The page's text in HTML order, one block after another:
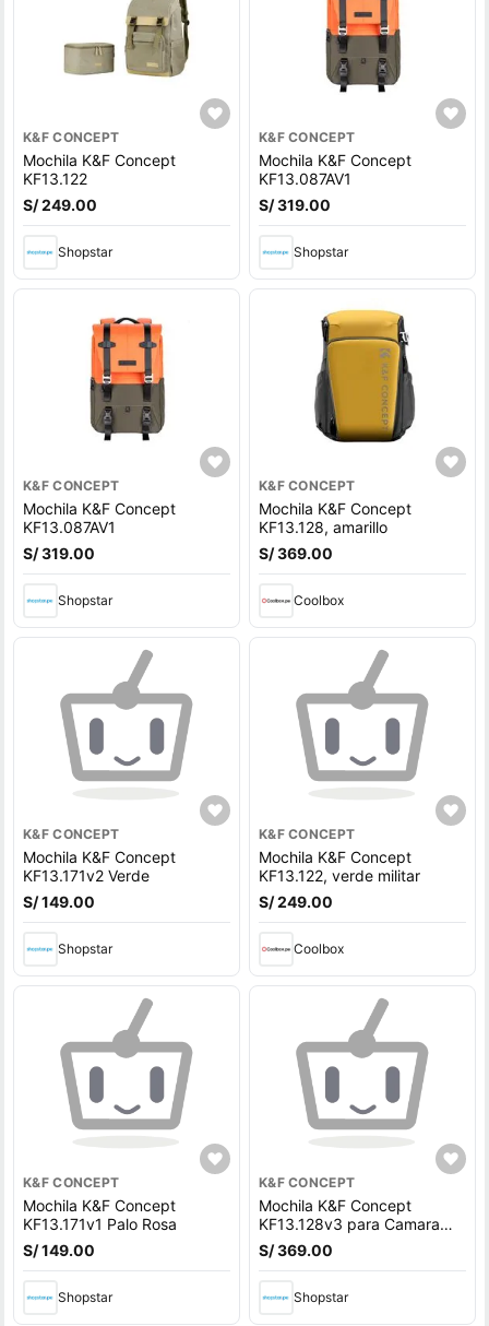
K&F CONCEPT
Mochila K&F Concept
KF13.122
S/ 249.00
Shopstar
K&F CONCEPT
Mochila K&F Concept
KF13.087AV1
S/ 319.00
Shopstar
K&F CONCEPT
Mochila K&F Concept
KF13.087AV1
S/ 319.00
Shopstar
K&F CONCEPT
Mochila K&F Concept
KF13.128, amarillo
S/ 369.00
Coolbox
K&F CONCEPT
Mochila K&F Concept
KF13.171v2 Verde
S/ 149.00
Shopstar
K&F CONCEPT
Mochila K&F Concept
KF13.122, verde militar
S/ 249.00
Coolbox
K&F CONCEPT
Mochila K&F Concept
KF13.171v1 Palo Rosa
S/ 149.00
Shopstar
K&F CONCEPT
Mochila K&F Concept
KF13.128v3 para Camara
Fotografica
S/ 369.00
Shopstar